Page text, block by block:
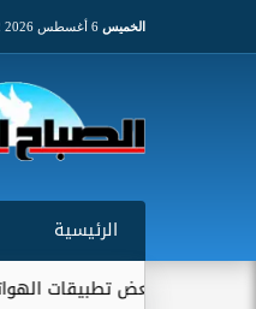
الخميس
الرئيسية
تطبيقات الهواتف قد